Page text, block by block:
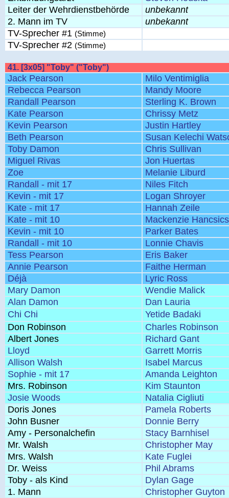
Leiter der Wehrdienstbehörde
unbekannt
2. Mann im TV
unbekannt
TV-Sprecher #1 (Stimme)
TV-Sprecher #2 (Stimme)
41. [3x05] "Toby" ("Toby")
Jack Pearson
Milo Ventimiglia
Rebecca Pearson
Mandy Moore
Randall Pearson
Sterling K. Brown
Kate Pearson
Chrissy Metz
Kevin Pearson
Justin Hartley
Beth Pearson
Susan Kelechi
Toby Damon
Chris Sullivan
Miguel Rivas
Jon Huertas
Zoe
Melanie Liburd
Randall - mit 17
Niles Fitch
Kevin - mit 17
Logan Shroyer
Kate - mit 17
Hannah Zeile
Kate - mit 10
Mackenzie
Kevin - mit 10
Parker Bates
Randall - mit 10
Lonnie Chavis
Tess Pearson
Eris Baker
Annie Pearson
Faithe Herman
Déjà
Lyric Ross
Mary Damon
Wendie Malick
Alan Damon
Dan Lauria
Chi Chi
Yetide Badaki
Don Robinson
Charles Robinson
Albert Jones
Richard Gant
Lloyd
Garrett Morris
Allison Walsh
Isabel Marcus
Sophie - mit 17
Amanda Leighton
Mrs. Robinson
Kim Staunton
Josie Woods
Natalia Cigliuti
Doris Jones
Pamela Roberts
John Busner
Donnie Berry
Amy - Personalchefin
Stacy Barnhisel
Mr. Walsh
Christopher May
Mrs. Walsh
Kate Fuglei
Dr. Weiss
Phil Abrams
Toby - als Kind
Dylan Gage
1. Mann
Christopher Guyton